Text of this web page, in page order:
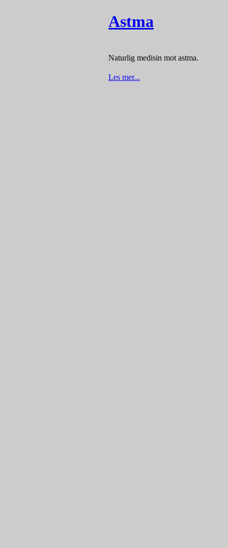
Astma
Naturlig medisin mot astma.
Les mer...